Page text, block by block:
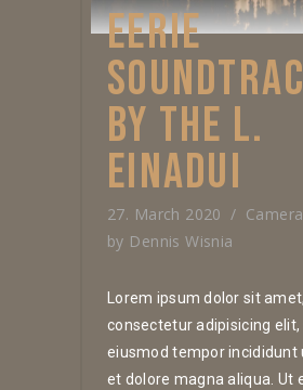
EERIE
BY THE L.
EINADUI
27. March 2020
Camera
by Dennis Wisnia
Lorem ipsum dolor sit amet,
consectetur adipisicing elit,
eiusmod tempor incididunt
et dolore magna aliqua. Ut